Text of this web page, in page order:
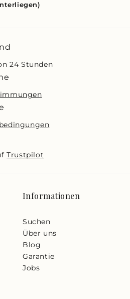
24 Stunden
Trustpilot
Informationen
Suchen
Über uns
Blog
Garantie
Jobs